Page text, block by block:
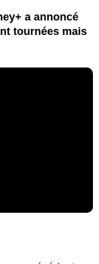
a annoncé
tournées mais